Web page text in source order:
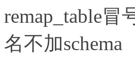
remap_table冒
名不加schema